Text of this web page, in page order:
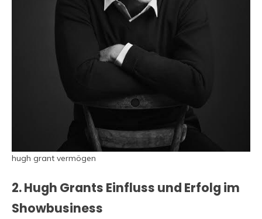
hugh grant vermögen
2. Hugh Grants Einfluss und Erfolg im
Showbusiness